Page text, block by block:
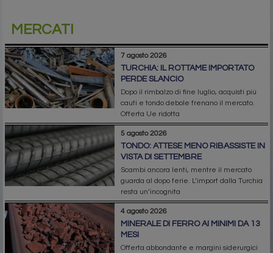
MERCATI
7 agosto 2026
TURCHIA: IL ROTTAME IMPORTATO
PERDE SLANCIO
Dopo il rimbalzo di fine luglio, acquisti più
cauti e tondo debole frenano il mercato.
Offerta Ue ridotta
5 agosto 2026
TONDO: ATTESE MENO RIBASSISTE IN
VISTA DI SETTEMBRE
Scambi ancora lenti, mentre il mercato
guarda al dopo ferie. L’import dalla Turchia
resta un’incognita
4 agosto 2026
MINERALE DI FERRO AI MINIMI DA 13
MESI
Offerta abbondante e margini siderurgici